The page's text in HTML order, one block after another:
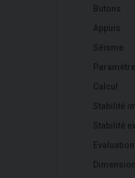
Butons
Appuis
Séisme
Calcul
Stabilité
Stabilité